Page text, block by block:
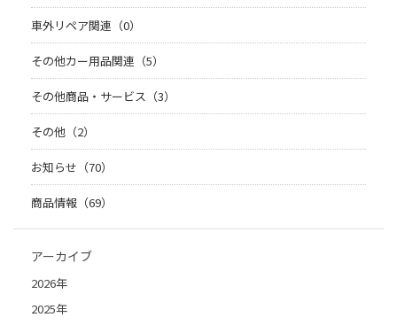
車外リペア関連（0）
その他カー用品関連（5）
その他商品・サービス（3）
その他（2）
お知らせ（70）
商品情報（69）
アーカイブ
2026年
2025年